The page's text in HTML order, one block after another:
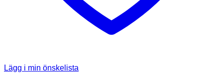
Lägg i min önskelista